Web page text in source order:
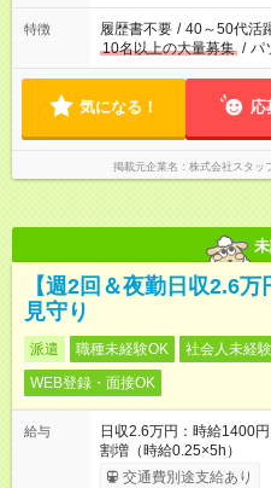
特徴 履歴書不要 / 40～50代活
10名以上の大量募集 / パ
気になる！ 応
掲載元企業名 株式会社スタッ
【週2回＆夜勤日収2.6
見守り
派遣 職種未経験OK 社会人未経
WEB登録・面接OK
給与
日収2.6万円：時給1400
割増（時給0.25×5h）
交通費別途支給あり